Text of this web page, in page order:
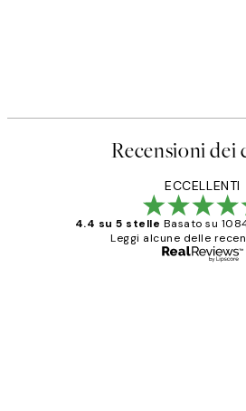
Recensioni dei
ECCELLENTI
4.4 su 5 stelle Basato su
Leggi alcune delle